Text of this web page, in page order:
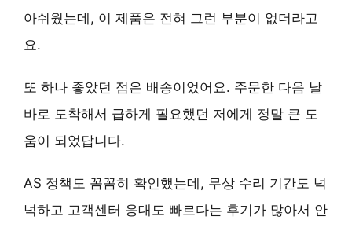
아쉬웠는데, 이 제품은 전혀 그런 부분이 없더라고
요.
또 하나 좋았던 점은 배송이었어요. 주문한 다음 날
바로 도착해서 급하게 필요했던 저에게 정말 큰 도
움이 되었답니다.
AS 정책 도 꼼꼼히 확인했는데, 무상 수리 기간도 넉
넉하고 고객센터 응대도 빠르다는 후기가 많아서 안